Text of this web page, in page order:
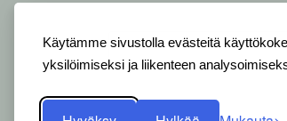
Käytämme sivustolla evästeitä
yksilöimiseksi ja liikenteen